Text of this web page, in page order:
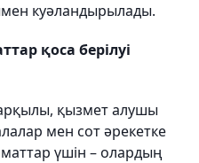
куәландырылады.
қоса берілуі
қызмет алушы
мен сот әрекетке
үшін – олардың